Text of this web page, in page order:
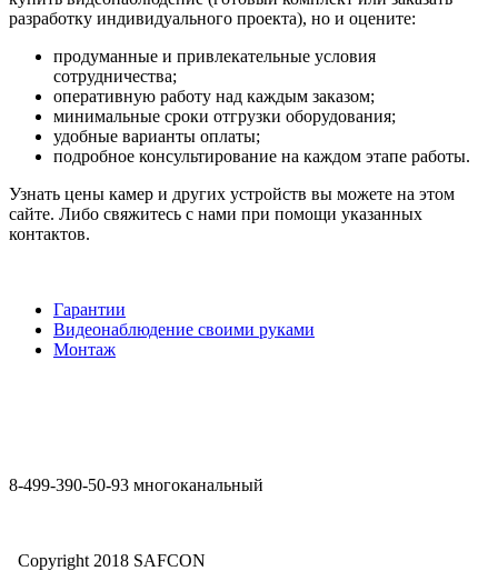
разработку индивидуального проекта), но и оцените:
продуманные и привлекательные условия
сотрудничества;
оперативную работу над каждым заказом;
минимальные сроки отгрузки оборудования;
удобные варианты оплаты;
подробное консультирование на каждом этапе работы.
Узнать цены камер и других устройств вы можете на этом
сайте. Либо свяжитесь с нами при помощи указанных
контактов.
Гарантии
Видеонаблюдение своими руками
Монтаж
8-499-390-50-93 многоканальный
Copyright 2018 SAFCON